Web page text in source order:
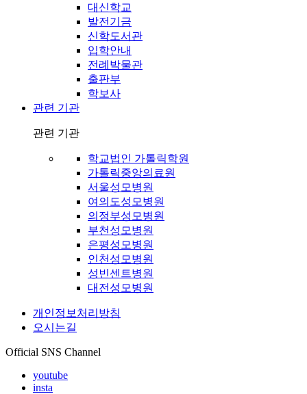
대신학교
발전기금
신학도서관
입학안내
전례박물관
출판부
학보사
관련 기관
관련 기관
학교법인 가톨릭학원
가톨릭중앙의료원
서울성모병원
여의도성모병원
의정부성모병원
부천성모병원
은평성모병원
인천성모병원
성빈센트병원
대전성모병원
개인정보처리방침
오시는길
Official SNS Channel
youtube
insta